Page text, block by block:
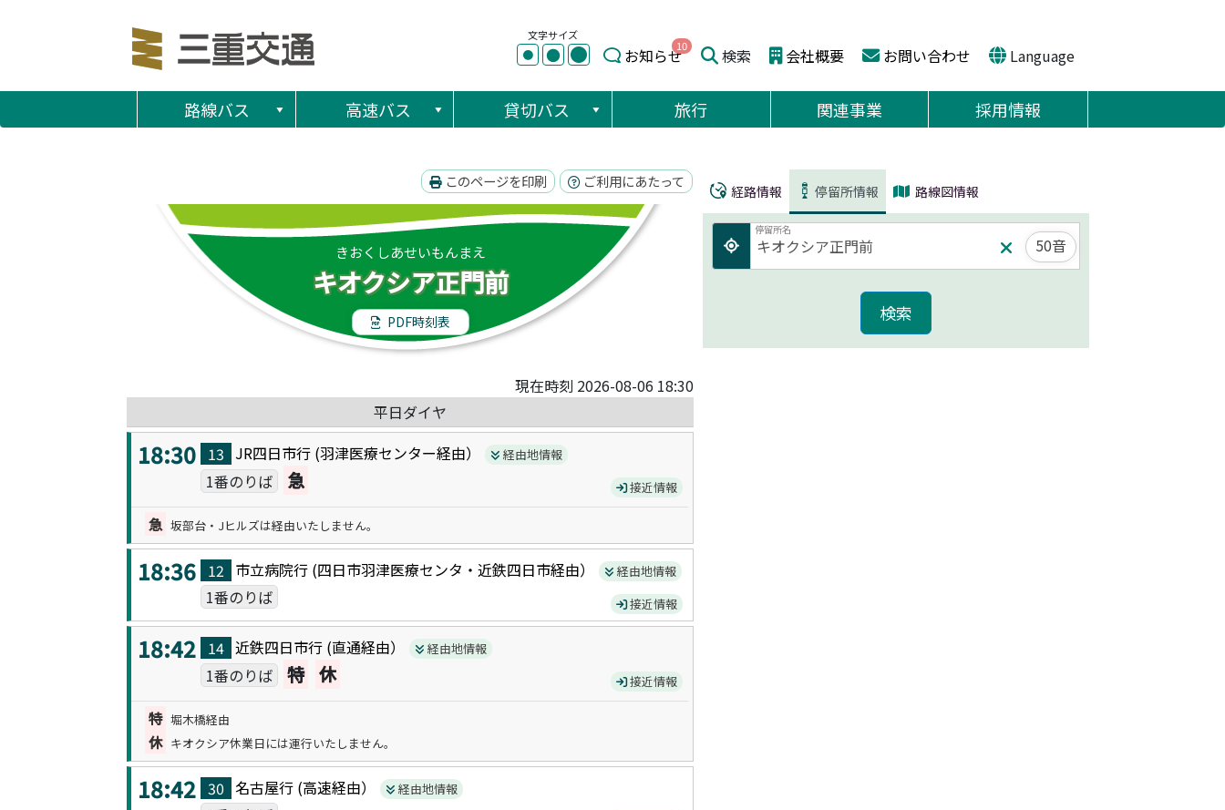
文字サイズ
● ● ● お知らせ10 検索 会社概要 お問い合わせ Language
路線バス 高速バス 貸切バス 旅行 関連事業 採用情報
このページを印刷 ご利用にあたって
きおくしあせいもんまえ
キオクシア正門前
PDF時刻表
現在時刻 2026-08-06 18:30
平日ダイヤ
18:30 13 JR四日市行 (羽津医療センター経由） 経由地情報
1番のりば 急 接近情報
急 坂部台・Jヒルズは経由いたしません。
18:36 12 市立病院行 (四日市羽津医療センタ・近鉄四日市経由） 経由地情報
1番のりば 接近情報
18:42 14 近鉄四日市行 (直通経由） 経由地情報
1番のりば 特 休 接近情報
特 堀木橋経由
休 キオクシア休業日には運行いたしません。
18:42 30 名古屋行 (高速経由） 経由地情報
経路情報 停留所情報 路線図情報
停留所名
50音